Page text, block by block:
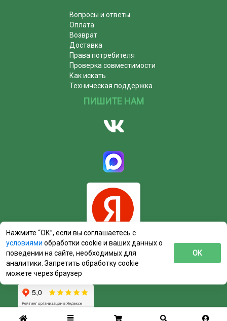
Вопросы и ответы
Оплата
Возврат
Доставка
Права потребителя
Проверка совместимости
Как искать
Техническая поддержка
ПИШИТЕ НАМ
Нажмите “ОК”, если вы соглашаетесь с
условиями обработки cookie и ваших данных о
поведении на сайте, необходимых для
аналитики. Запретить обработку cookie
можете через браузер
ОК